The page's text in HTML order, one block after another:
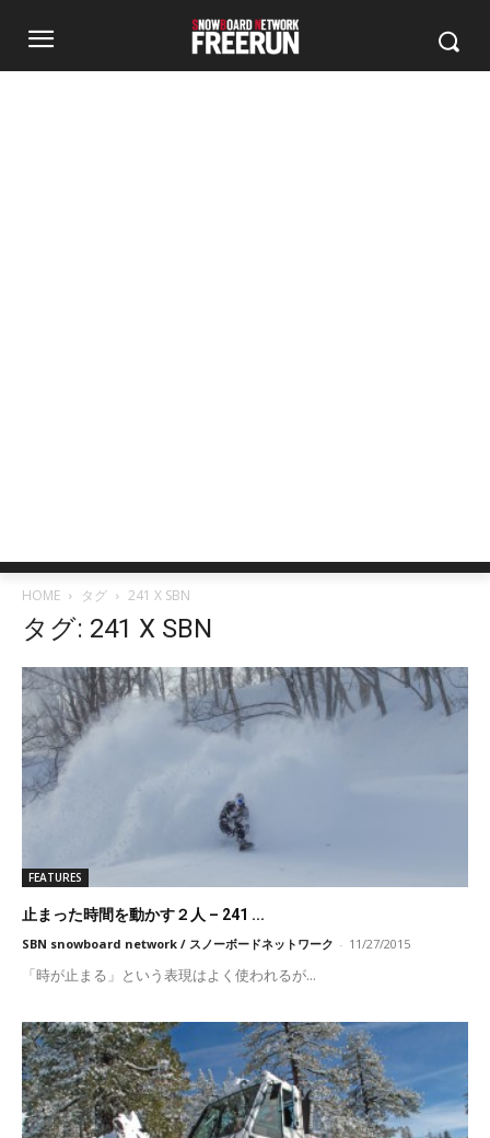
HOME タグ 241 X SBN
タグ: 241 X SBN
FEATURES
止まった時間を動かす２人 – 241 ...
SBN snowboard network / スノーボードネットワーク - 11/27/2015
「時が止まる」という表現はよく使われるが...